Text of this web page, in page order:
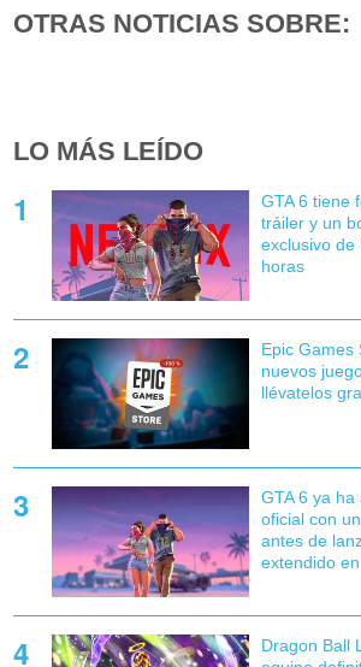
OTRAS NOTICIAS SOBRE:
LO MÁS LEÍDO
GTA 6 tiene
tráiler y un
exclusivo de
horas
Epic Games
nuevos
llévatelos
GTA 6 ya
oficial con
antes de
extendido
Dragon Ball